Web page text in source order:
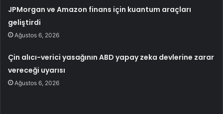
JPMorgan ve Amazon finans için kuantum araçları
geliştirdi
Ağustos 6, 2026
Çin alıcı-verici yasağının ABD yapay zeka devlerine zarar
vereceği uyarısı
Ağustos 6, 2026